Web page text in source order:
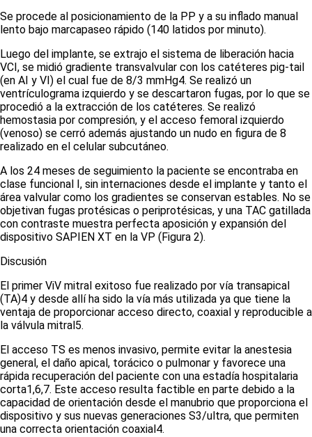
Se procede al posicionamiento de la PP y a su inflado manual
lento bajo marcapaseo rápido (140 latidos por minuto).
Luego del implante, se extrajo el sistema de liberación hacia
VCI, se midió gradiente transvalvular con los catéteres pig-tail
(en AI y VI) el cual fue de 8/3 mmHg4. Se realizó un
ventrículograma izquierdo y se descartaron fugas, por lo que se
procedió a la extracción de los catéteres. Se realizó
hemostasia por compresión, y el acceso femoral izquierdo
(venoso) se cerró además ajustando un nudo en figura de 8
realizado en el celular subcutáneo.
A los 24 meses de seguimiento la paciente se encontraba en
clase funcional I, sin internaciones desde el implante y tanto el
área valvular como los gradientes se conservan estables. No se
objetivan fugas protésicas o periprotésicas, y una TAC gatillada
con contraste muestra perfecta aposición y expansión del
dispositivo SAPIEN XT en la VP (Figura 2).
Discusión
El primer ViV mitral exitoso fue realizado por vía transapical
(TA)4 y desde allí ha sido la vía más utilizada ya que tiene la
ventaja de proporcionar acceso directo, coaxial y reproducible a
la válvula mitral 5.
El acceso TS es menos invasivo, permite evitar la anestesia
general, el daño apical, torácico o pulmonar y favorece una
rápida recuperación del paciente con una estadía hospitalaria
corta1,6,7. Este acceso resulta factible en parte debido a la
capacidad de orientación desde el manubrio que proporciona el
dispositivo y sus nuevas generaciones S3/ultra, que permiten
una correcta orientación coaxial 4.